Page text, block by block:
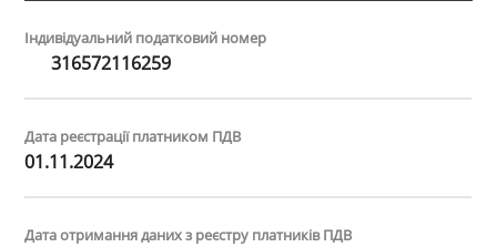
Індивідуальний податковий номер
316572116259
Дата реєстрації платником ПДВ
01.11.2024
Дата отримання даних з реєстру платників ПДВ